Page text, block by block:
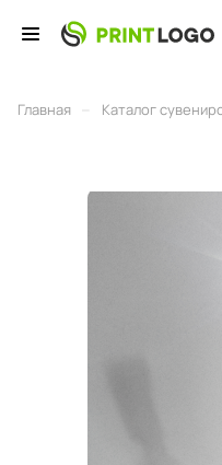
Главная Каталог